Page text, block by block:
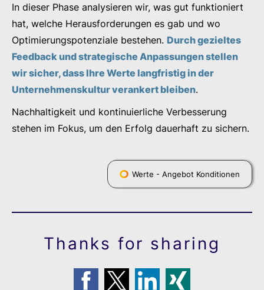
In dieser Phase analysieren wir, was gut funktioniert
hat, welche Herausforderungen es gab und wo
Optimierungspotenziale bestehen. Durch gezieltes
Feedback und strategische Anpassungen stellen
wir sicher, dass Ihre Werte langfristig in der
Unternehmenskultur verankert bleiben.
Nachhaltigkeit und kontinuierliche Verbesserung
stehen im Fokus, um den Erfolg dauerhaft zu sichern.
Werte - Angebot Konditionen
Thanks for sharing